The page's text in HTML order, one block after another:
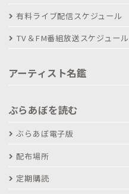
有料ライブ配信スケジュール
TV＆FM番組放送スケジュール
アーティスト名鑑
ぶらあぼを読む
ぶらあぼ電子版
配布場所
定期購読